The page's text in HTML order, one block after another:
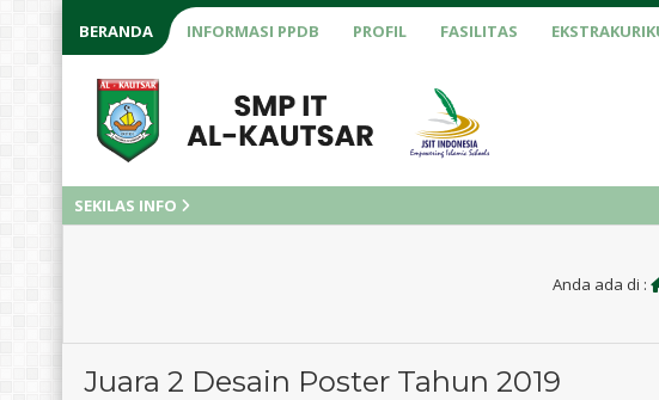
BERANDA INFORMASI PPDB PROFIL FASILITAS
SEKILAS INFO
Anda ada di :
Juara 2 Desain Poster Tahun 2019